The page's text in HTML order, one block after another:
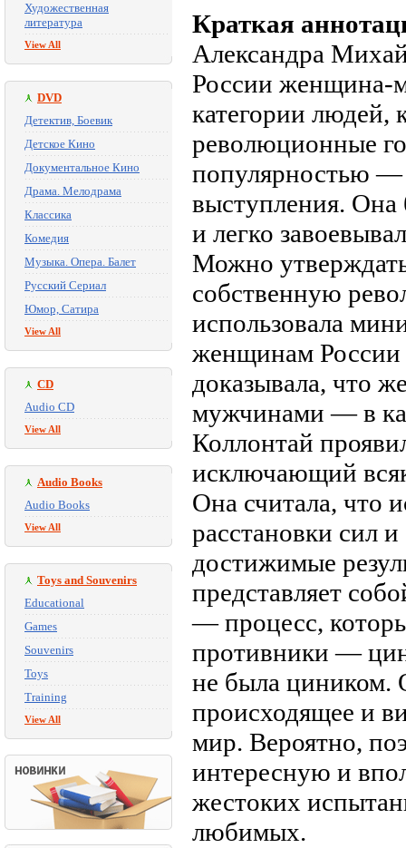
Художественная
литература
View All
DVD
Детектив, Боевик
Детское Кино
Документальное Кино
Драма. Мелодрама
Классика
Комедия
Музыка. Опера. Балет
Русский Сериал
Юмор, Сатира
View All
CD
Audio CD
View All
Audio Books
Audio Books
View All
Toys and Souvenirs
Educational
Games
Souvenirs
Toys
Training
View All
Краткая
Александра
России женщина-
категории людей,
революционные
популярностью —
выступления. Она
и легко
Можно
собственную
использовала
женщинам России
доказывала, что
мужчинами — в
Коллонтай
исключающий
Она считала, что
расстановки сил
достижимые
представляет
— процесс,
противники —
не была циником.
происходящее и
мир. Вероятно,
интересную и
жестоких
любимых.